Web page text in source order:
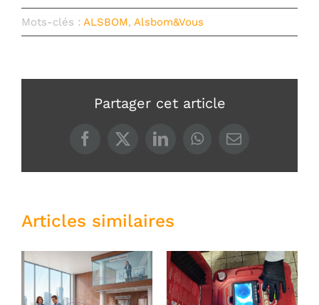
Mots-clés : ALSBOM, Alsbom&Vous
Partager cet article
Articles similaires